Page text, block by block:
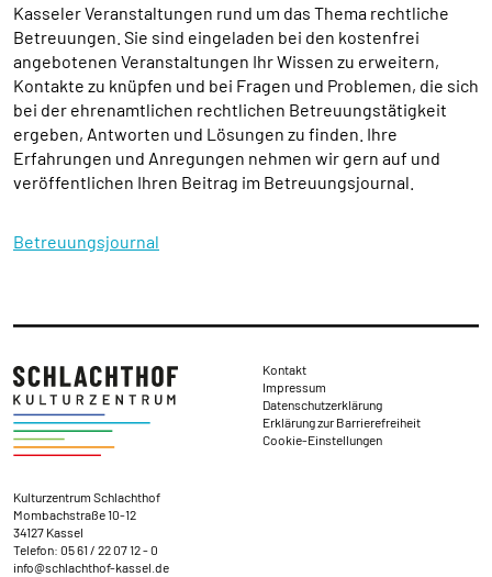
Kasseler Veranstaltungen rund um das Thema rechtliche
Betreuungen. Sie sind eingeladen bei den kostenfrei
angebotenen Veranstaltungen Ihr Wissen zu erweitern,
Kontakte zu knüpfen und bei Fragen und Problemen, die sich
bei der ehrenamtlichen rechtlichen Betreuungstätigkeit
ergeben, Antworten und Lösungen zu finden. Ihre
Erfahrungen und Anregungen nehmen wir gern auf und
veröffentlichen Ihren Beitrag im Betreuungsjournal.
Betreuungsjournal
Kontakt und Anschrift
Kulturzentrum Schlachthof
Mombachstraße 10-12
34127 Kassel
Telefon: 05 61 / 22 07 12 - 0
info@schlachthof-kassel.de
Rechtliches
Kontakt
Impressum
Datenschutzerklärung
Erklärung zur Barrierefreiheit
Cookie-Einstellungen